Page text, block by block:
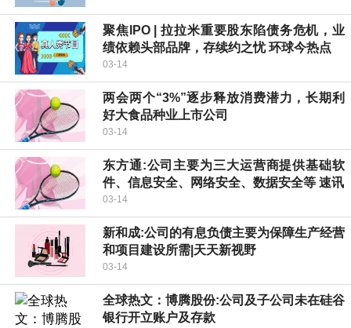
聚焦IPO | 拉拉米重要股东陷债务危机，业
绩依赖头部品牌，存续约之忧 环球今热点
03-14
两会两个“3%”逐步释放消费潜力，长期利
好大食品种业上市公司
03-14
东方通:公司主要为三大运营商提供基础软
件、信息安全、网络安全、数据安全等 速讯
03-14
新和成:公司的有息负债主要为保障生产经营
和项目建设所需|天天新视野
03-14
全球热文：博腾股份:公司及子公司未在硅谷
银行开立账户及存款